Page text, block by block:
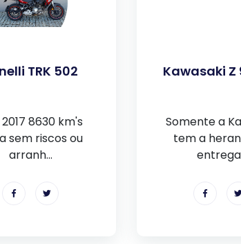
TRK 502
8630 km's
sem riscos ou
arranh...
Kawasaki Z
Somente a
tem a